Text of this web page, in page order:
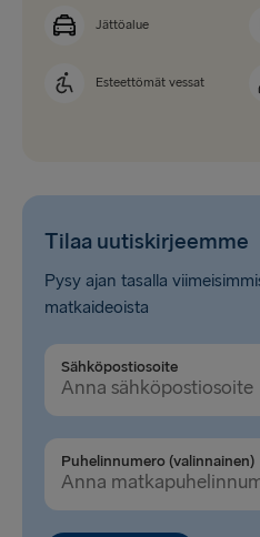
Jättöalue
Esteettömät vessat
Tilaa uutiskirjeemme
Pysy ajan tasalla
matkaideoista
Sähköpostiosoite
Puhelinnumero (valinnainen)